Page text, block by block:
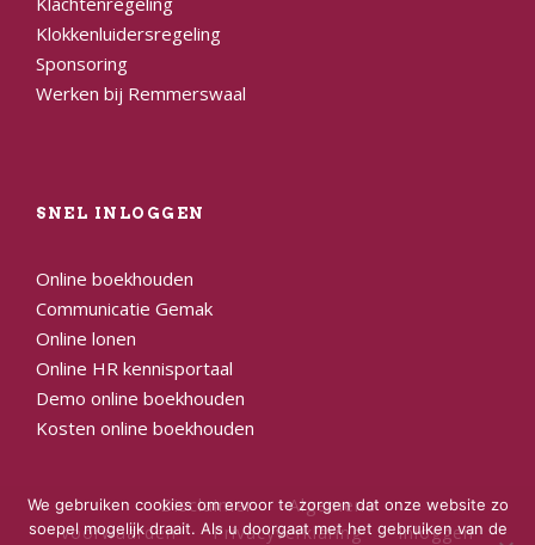
Klokkenluidersregeling
Sponsoring
Werken bij Remmerswaal
SNEL INLOGGEN
Online boekhouden
Communicatie Gemak
Online lonen
Online HR kennisportaal
Demo online boekhouden
Kosten online boekhouden
Disclaimer
Algemene
voorwaarden
Privacyverklaring Inloggen
We gebruiken cookies om ervoor te zorgen dat onze website zo
soepel mogelijk draait. Als u doorgaat met het gebruiken van de